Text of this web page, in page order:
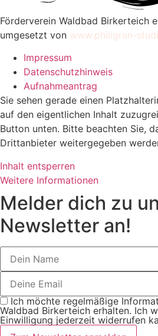
Förderverein Waldbad Birkerteich
umgesetzt von www.philigran-
Impressum
Datenschutzhinweis
Aufnahmeantrag
Sie sehen gerade einen
auf den eigentlichen Inhalt
Button unten. Bitte beachten Sie,
Drittanbieter weitergegeben
Inhalt entsperren
Weitere Informationen
Melder dich zu
Newsletter an!
Ich möchte regelmäßige
Waldbad Birkerteich erhalten. Ich
Einwilligung jederzeit widerrufen